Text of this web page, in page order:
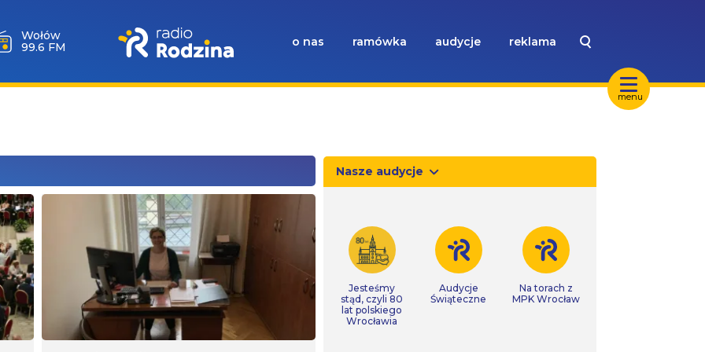
menu
Wołów
99.6 FM
o nas ramówka audycje reklama
Nasze audycje
Jesteśmy
stąd, czyli 80
lat polskiego
Wrocławia
Audycje
Świąteczne
Na torach z
MPK Wrocław